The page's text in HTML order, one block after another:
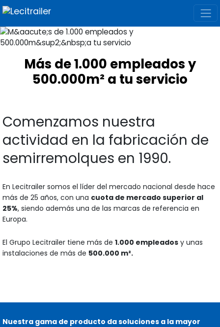
Más de 1.000 empleados y
500.000m² a tu servicio
Comenzamos nuestra
actividad en la fabricación de
semirremolques en 1990.
En Lecitrailer somos el líder del mercado nacional desde hace
más de 25 años, con una cuota de mercado superior al
25%, siendo además una de las marcas de referencia en
Europa.
El Grupo Lecitrailer tiene más de 1.000 empleados y unas
instalaciones de más de 500.000 m².
Nuestra gama de producto da soluciones a la mayor